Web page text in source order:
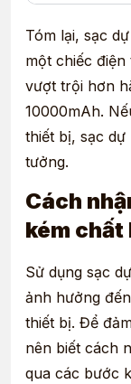
Tóm lại, sạc
một chiếc
vượt trội hơn
10000mAh.
thiết bị, sạc
tưởng.
Cách
kém
Sử dụng sạc
ảnh hưởng
thiết bị. Để
nên biết cách
qua các bước